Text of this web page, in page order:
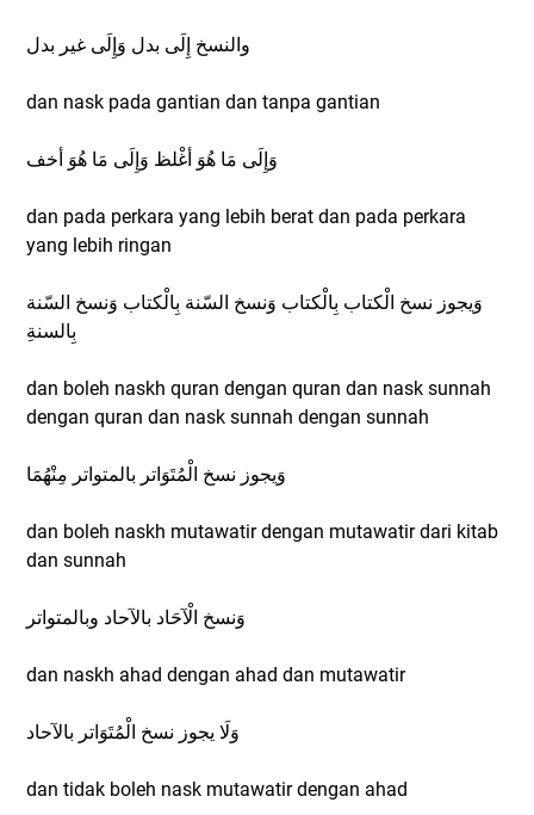
والنسخ إِلَى بدل وَإِلَى غير بدل
dan nask pada gantian dan tanpa gantian
وَإِلَى مَا هُوَ أغْلظ وَإِلَى مَا هُوَ أخف
dan pada perkara yang lebih berat dan pada perkara
yang lebih ringan
وَيجوز نسخ الْكتاب بِالْكتاب وَنسخ السّنة بِالْكتاب وَنسخ السّنة
بِالسنةِ
dan boleh naskh quran dengan quran dan nask sunnah
dengan quran dan nask sunnah dengan sunnah
وَيجوز نسخ الْمُتَوَاتر بالمتواتر مِنْهُمَا
dan boleh naskh mutawatir dengan mutawatir dari kitab
dan sunnah
وَنسخ الْآحَاد بالآحاد وبالمتواتر
dan naskh ahad dengan ahad dan mutawatir
وَلَا يجوز نسخ الْمُتَوَاتر بالآحاد
dan tidak boleh nask mutawatir dengan ahad